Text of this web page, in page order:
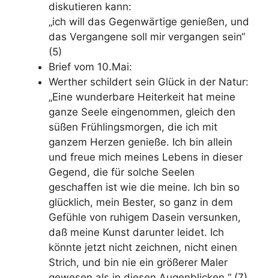
diskutieren kann:
„ich will das Gegenwärtige genießen, und
das Vergangene soll mir vergangen sein“
(5)
Brief vom 10.Mai:
Werther schildert sein Glück in der Natur:
„Eine wunderbare Heiterkeit hat meine
ganze Seele eingenommen, gleich den
süßen Frühlingsmorgen, die ich mit
ganzem Herzen genieße. Ich bin allein
und freue mich meines Lebens in dieser
Gegend, die für solche Seelen
geschaffen ist wie die meine. Ich bin so
glücklich, mein Bester, so ganz in dem
Gefühle von ruhigem Dasein versunken,
daß meine Kunst darunter leidet. Ich
könnte jetzt nicht zeichnen, nicht einen
Strich, und bin nie ein größerer Maler